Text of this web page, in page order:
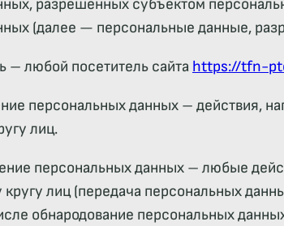
разрешенных субъектом
(далее — персональные данные,
– любой посетитель сайта https://tfn-
персональных данных – действия,
лиц.
персональных данных – любые
лиц (передача персональных
обнародование персональных